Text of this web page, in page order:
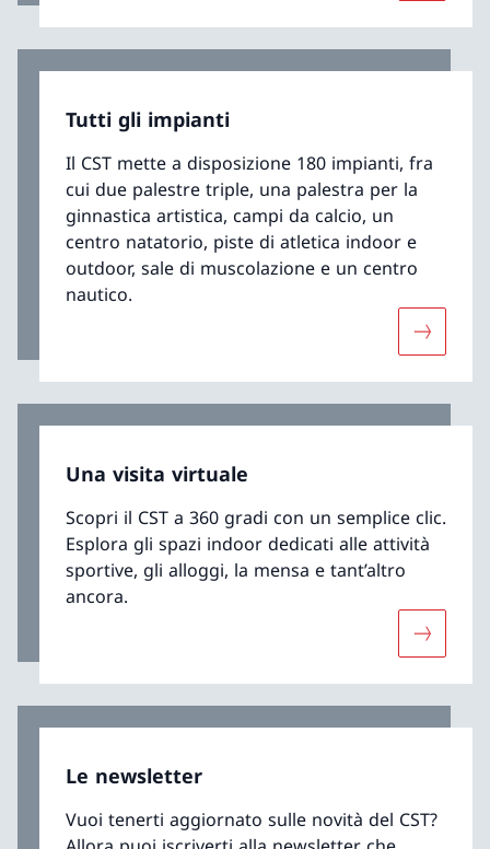
Tutti gli impianti
Il CST mette a disposizione 180 impianti, fra
cui due palestre triple, una palestra per la
ginnastica artistica, campi da calcio, un
centro natatorio, piste di atletica indoor e
outdoor, sale di muscolazione e un centro
nautico.
Una visita virtuale
Scopri il CST a 360 gradi con un semplice clic.
Esplora gli spazi indoor dedicati alle attività
sportive, gli alloggi, la mensa e tant’altro
ancora.
Le newsletter
Vuoi tenerti aggiornato sulle novità del CST?